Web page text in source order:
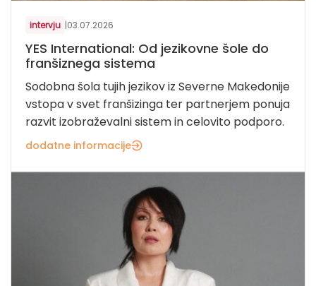
intervju |03.07.2026
YES International: Od jezikovne šole do
franšiznega sistema
Sodobna šola tujih jezikov iz Severne Makedonije
vstopa v svet franšizinga ter partnerjem ponuja
razvit izobraževalni sistem in celovito podporo.
dodatne informacije